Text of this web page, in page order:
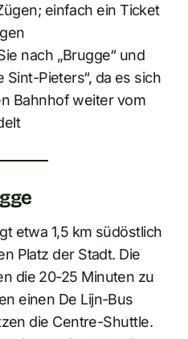
einfach ein Ticket
nach „Brugge“ und
Sint-Pieters“, da es sich
Bahnhof weiter vom
etwa 1,5 km südöstlich
Platz der Stadt. Die
die 20-25 Minuten zu
einen De Lijn-Bus
die Centre-Shuttle.